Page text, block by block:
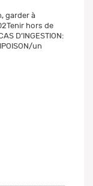
garder à
hors de
D’INGESTION:
un